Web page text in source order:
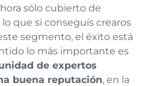
sólo cubierto de
que si conseguís crearos
segmento, el éxito está
lo más importante es
de expertos
buena reputación, en la